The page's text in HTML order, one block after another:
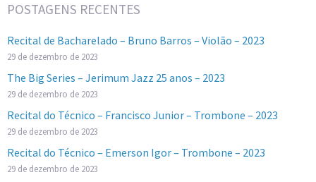
POSTAGENS RECENTES
Recital de Bacharelado – Bruno Barros – Violão – 2023
29 de dezembro de 2023
The Big Series – Jerimum Jazz 25 anos – 2023
29 de dezembro de 2023
Recital do Técnico – Francisco Junior – Trombone – 2023
29 de dezembro de 2023
Recital do Técnico – Emerson Igor – Trombone – 2023
29 de dezembro de 2023